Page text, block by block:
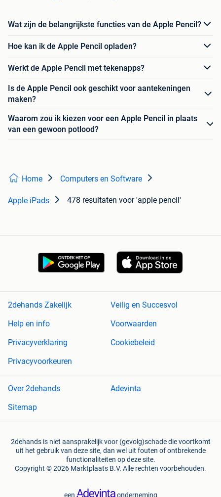
Wat zijn de belangrijkste functies van de Apple Pencil?
Hoe kan ik de Apple Pencil opladen?
Werkt de Apple Pencil met tekenapps?
Is de Apple Pencil ook geschikt voor aantekeningen
maken?
Waarom zou ik kiezen voor een Apple Pencil in plaats
van een gewoon potlood?
Home Computers en Software
Apple iPads 478 resultaten voor 'apple pencil'
2dehands Zakelijk
Veilig en Succesvol
Help en info
Voorwaarden
Privacyverklaring
Cookiebeleid
Privacyvoorkeuren
Over 2dehands
Adevinta
Sitemap
2dehands is niet aansprakelijk voor (gevolg)schade die voortkomt
uit het gebruik van deze site, dan wel uit fouten of ontbrekende
functionaliteiten op deze site.
Copyright © 2026 Marktplaats B.V. Alle rechten voorbehouden.
een onderneming